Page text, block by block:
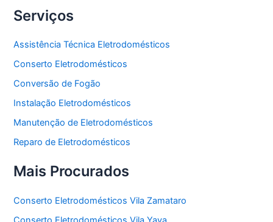
Serviços
Assistência Técnica Eletrodomésticos
Conserto Eletrodomésticos
Conversão de Fogão
Instalação Eletrodomésticos
Manutenção de Eletrodomésticos
Reparo de Eletrodomésticos
Mais Procurados
Conserto Eletrodomésticos Vila Zamataro